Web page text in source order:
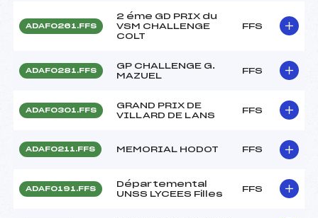
ADAF0261.FFS
2 éme GD PRIX du
VSM CHALLENGE
COLT
FFS
ADAF0281.FFS
GP CHALLENGE G.
MAZUEL
FFS
ADAF0301.FFS
GRAND PRIX DE
VILLARD DE LANS
FFS
ADAF0211.FFS MEMORIAL HODOT FFS
ADAF0191.FFS
Départemental
UNSS LYCEES Filles
FFS